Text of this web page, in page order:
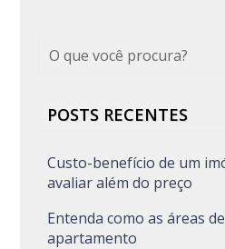
POSTS RECENTES
Custo-benefício de um
avaliar além do preço
Entenda como as áreas
apartamento